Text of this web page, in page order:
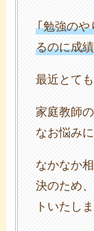
｢勉強の
るのに成
最近とて
家庭教師
なお悩み
なかなか
決のため
トいたし